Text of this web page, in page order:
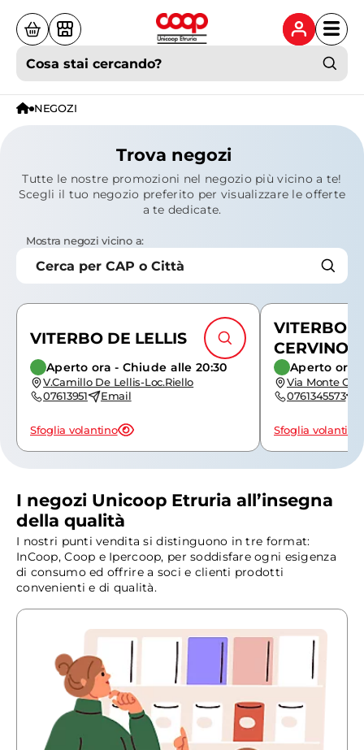
Cosa stai cercando?
NEGOZI
Trova negozi
Tutte le nostre promozioni nel negozio più vicino a te!
Scegli il tuo negozio preferito per visualizzare le offerte
a te dedicate.
Mostra negozi vicino a:
VITERBO DE LELLIS
Aperto ora - Chiude alle 20:30
V.Camillo De Lellis-Loc.Riello
07613951
Email
Sfoglia volantino
VITERBO
CERVINO
Aperto ora
Via Monte
0761345573
Sfoglia volantino
I negozi Unicoop Etruria all’insegna
della qualità
I nostri punti vendita si distinguono in tre format:
InCoop, Coop e Ipercoop, per soddisfare ogni esigenza
di consumo ed offrire a soci e clienti prodotti
convenienti e di qualità.